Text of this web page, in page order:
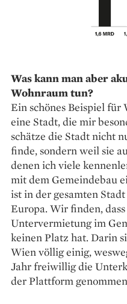
Was kann man aber
Wohnraum tun?
Ein schönes Beispiel
eine Stadt, die mir
schätze die Stadt nicht
finde, sondern weil sie
denen ich viele
mit dem Gemeindebau
ist in der gesamten
Europa. Wir finden,
Untervermietung im
keinen Platz hat. Darin
Wien völlig einig,
Jahr freiwillig die
der Plattform